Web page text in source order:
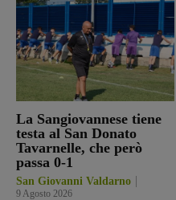
La Sangiovannese tiene
testa al San Donato
Tavarnelle, che però
passa 0-1
San Giovanni Valdarno
9 Agosto 2026